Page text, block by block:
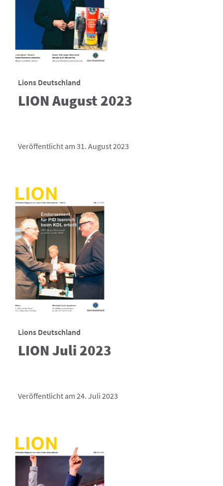
Lions Deutschland
LION August 2023
Veröffentlicht am 31. August 2023
Lions Deutschland
LION Juli 2023
Veröffentlicht am 24. Juli 2023